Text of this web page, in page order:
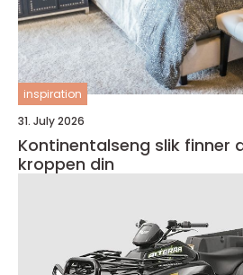
inspiration
31. July 2026
Kontinentalseng slik finner du riktig seng for
kroppen din